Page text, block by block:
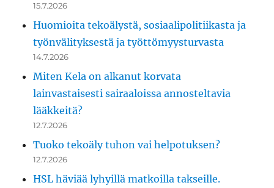
15.7.2026
Huomioita tekoälystä, sosiaalipolitiikasta ja
työnvälityksestä ja työttömyysturvasta
14.7.2026
Miten Kela on alkanut korvata
lainvastaisesti sairaaloissa annosteltavia
lääkkeitä?
12.7.2026
Tuoko tekoäly tuhon vai helpotuksen?
12.7.2026
HSL häviää lyhyillä matkoilla takseille.